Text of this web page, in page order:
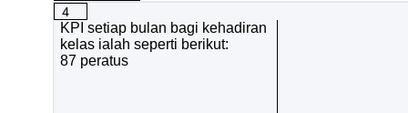
4
KPI setiap bulan bagi kehadiran
kelas ialah seperti berikut:
87 peratus